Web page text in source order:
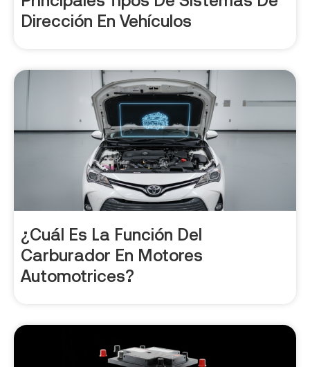
Dirección En Vehículos
¿Cuál Es La Función Del
Carburador En Motores
Automotrices?